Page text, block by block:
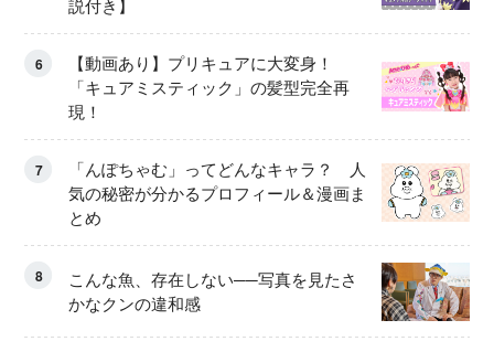
6
【動画あり】プリキュアに大変身！
「キュアミスティック」の髪型完全再
現！
7
「んぽちゃむ」ってどんなキャラ？ 人
気の秘密が分かるプロフィール＆漫画ま
とめ
8
こんな魚、存在しない──写真を見たさ
かなクンの違和感